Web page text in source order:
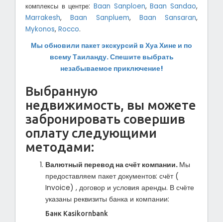
комплексы в центре: Baan Sanploen,Baan Sandao,
Marrakesh,Baan Sanpluem, Baan Sansaran,
Mykonos, Rocco.
Мы обновили пакет экскурсий в Хуа Хине и по
всему Таиланду. Спешите выбрать
незабываемое приключение!
Выбранную
недвижимость, вы можете
забронировать совершив
оплату следующими
методами:
Валютный перевод на счёт компании. Мы
предоставляем пакет документов: счёт (
Invoice) , договор и условия аренды. В счёте
указаны реквизиты банка и компании:
Банк Kasikornbank